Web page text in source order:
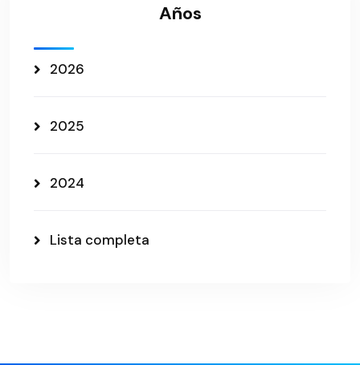
Años
2026
2025
2024
Lista completa